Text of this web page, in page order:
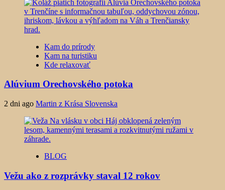
Kam do prírody
Kam na turistiku
Kde relaxovať
Alúvium Orechovského potoka
2 dni ago Martin z Krása Slovenska
BLOG
Vežu ako z rozprávky staval 12 rokov